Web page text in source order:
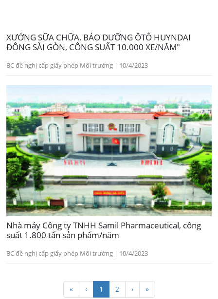
XƯỞNG SỮA CHỮA, BẢO DƯỠNG ÔTÔ HUYNDAI
ĐÔNG SÀI GÒN, CÔNG SUẤT 10.000 XE/NĂM"
BC đề nghị cấp giấy phép Môi trường | 10/4/2023
Nhà máy Công ty TNHH Samil Pharmaceutical, công
suất 1.800 tấn sản phẩm/năm
BC đề nghị cấp giấy phép Môi trường | 10/4/2023
« ‹ 1 2 › »